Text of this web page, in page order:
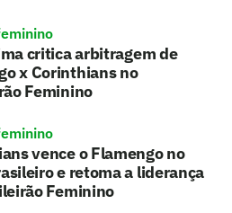
critica arbitragem de
x Corinthians no
Feminino
vence o Flamengo no
e retoma a liderança
Feminino